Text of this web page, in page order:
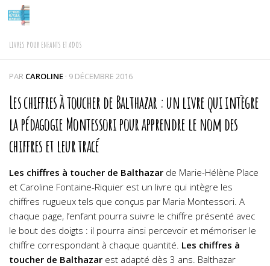
Skip to content
LIVRES POUR ENFANTS ET ADOS
PAR CAROLINE · 9 DÉCEMBRE 2016
Les chiffres à toucher de Balthazar : un livre qui intègre
la pédagogie Montessori pour apprendre le nom des
chiffres et leur tracé
Les chiffres à toucher de Balthazar de Marie-Hélène Place
et Caroline Fontaine-Riquier est un livre qui intègre les
chiffres rugueux tels que conçus par Maria Montessori. A
chaque page, l’enfant pourra suivre le chiffre présenté avec
le bout des doigts : il pourra ainsi percevoir et mémoriser le
chiffre correspondant à chaque quantité. Les chiffres à
toucher de Balthazar est adapté dès 3 ans. Balthazar